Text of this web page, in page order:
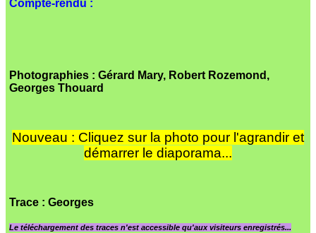
Compte-rendu :
Photographies : Gérard Mary, Robert Rozemond,
Georges Thouard
Nouveau : Cliquez sur la photo pour l'agrandir et
démarrer le diaporama...
Trace : Georges
Le téléchargement des traces n'est accessible qu'aux visiteurs enregistrés...